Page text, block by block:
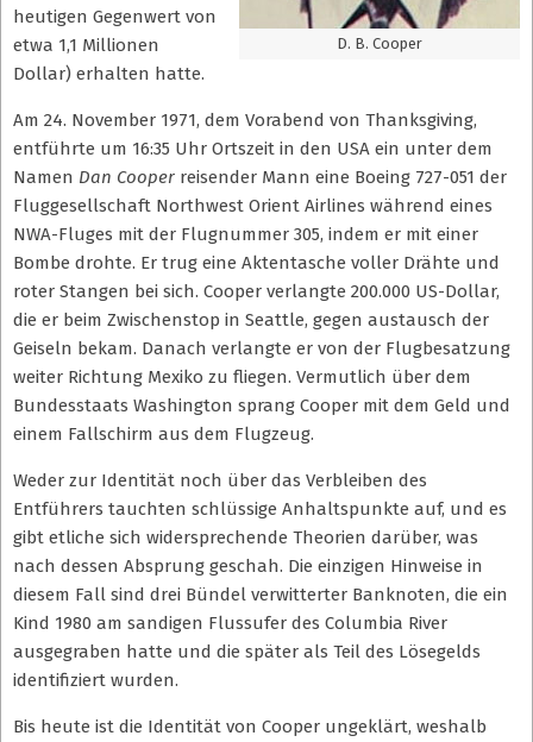
D. B. Cooper
heutigen Gegenwert von
etwa 1,1 Millionen
Dollar) erhalten hatte.
Am 24. November 1971, dem Vorabend von Thanksgiving,
entführte um 16:35 Uhr Ortszeit in den USA ein unter dem
Namen Dan Cooper reisender Mann eine Boeing 727-051 der
Fluggesellschaft Northwest Orient Airlines während eines
NWA-Fluges mit der Flugnummer 305, indem er mit einer
Bombe drohte. Er trug eine Aktentasche voller Drähte und
roter Stangen bei sich. Cooper verlangte 200.000 US-Dollar,
die er beim Zwischenstop in Seattle, gegen austausch der
Geiseln bekam. Danach verlangte er von der Flugbesatzung
weiter Richtung Mexiko zu fliegen. Vermutlich über dem
Bundesstaats Washington sprang Cooper mit dem Geld und
einem Fallschirm aus dem Flugzeug.
Weder zur Identität noch über das Verbleiben des
Entführers tauchten schlüssige Anhaltspunkte auf, und es
gibt etliche sich widersprechende Theorien darüber, was
nach dessen Absprung geschah. Die einzigen Hinweise in
diesem Fall sind drei Bündel verwitterter Banknoten, die ein
Kind 1980 am sandigen Flussufer des Columbia River
ausgegraben hatte und die später als Teil des Lösegelds
identifiziert wurden.
Bis heute ist die Identität von Cooper ungeklärt, weshalb